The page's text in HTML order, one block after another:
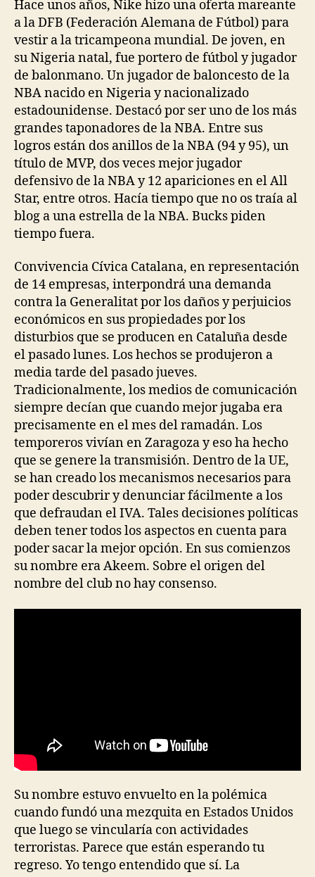
Hace unos años, Nike hizo una oferta mareante
a la DFB (Federación Alemana de Fútbol) para
vestir a la tricampeona mundial. De joven, en
su Nigeria natal, fue portero de fútbol y jugador
de balonmano. Un jugador de baloncesto de la
NBA nacido en Nigeria y nacionalizado
estadounidense. Destacó por ser uno de los más
grandes taponadores de la NBA. Entre sus
logros están dos anillos de la NBA (94 y 95), un
título de MVP, dos veces mejor jugador
defensivo de la NBA y 12 apariciones en el All
Star, entre otros. Hacía tiempo que no os traía al
blog a una estrella de la NBA. Bucks piden
tiempo fuera.
Convivencia Cívica Catalana, en representación
de 14 empresas, interpondrá una demanda
contra la Generalitat por los daños y perjuicios
económicos en sus propiedades por los
disturbios que se producen en Cataluña desde
el pasado lunes. Los hechos se produjeron a
media tarde del pasado jueves.
Tradicionalmente, los medios de comunicación
siempre decían que cuando mejor jugaba era
precisamente en el mes del ramadán. Los
temporeros vivían en Zaragoza y eso ha hecho
que se genere la transmisión. Dentro de la UE,
se han creado los mecanismos necesarios para
poder descubrir y denunciar fácilmente a los
que defraudan el IVA. Tales decisiones políticas
deben tener todos los aspectos en cuenta para
poder sacar la mejor opción. En sus comienzos
su nombre era Akeem. Sobre el origen del
nombre del club no hay consenso.
Su nombre estuvo envuelto en la polémica
cuando fundó una mezquita en Estados Unidos
que luego se vincularía con actividades
terroristas. Parece que están esperando tu
regreso. Yo tengo entendido que sí. La